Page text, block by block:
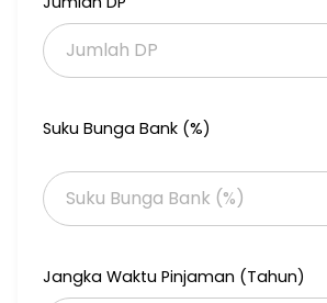
Suku Bunga Bank (%)
Jangka Waktu Pinjaman (Tahun)